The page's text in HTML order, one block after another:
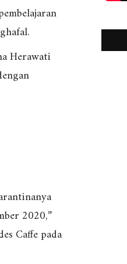
Herawati
2020,”
Caffe pada